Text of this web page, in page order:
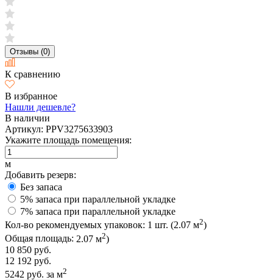
Отзывы (0)
К сравнению
В избранное
Нашли дешевле?
В наличии
Артикул: PPV3275633903
Укажите площадь помещения:
м
Добавить резерв:
Без запаса
5% запаса при параллельной укладке
7% запаса при параллельной укладке
Кол-во рекомендуемых упаковок: 1 шт. (2.07 м2)
Общая площадь: 2.07 м2)
10 850 руб.
12 192 руб.
5242 руб. за м2